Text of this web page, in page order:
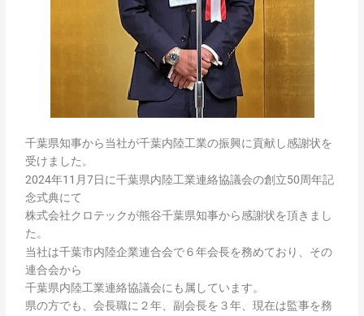
千葉県知事から当社が千葉内陸工業の振興に貢献し感謝状を
受けました。
2024年11月7日に千葉県内陸工業連絡協議会の創立50周年記
念式典にて
株式会社クロテックが熊谷千葉県知事から感謝状を頂きまし
た。
当社は千葉市内陸企業連合会で６年会長を務めており、その
連合会から
千葉県内陸工業連絡協議会にも属しています。
県の方でも、会長職に２年、副会長を３年、現在は監事を務